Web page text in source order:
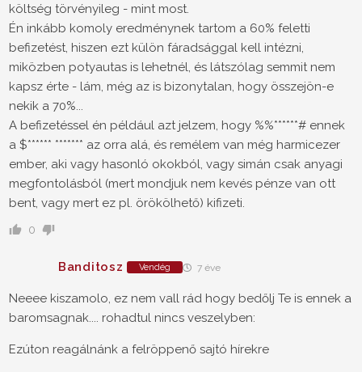
költség törvényileg - mint most.
Én inkább komoly eredménynek tartom a 60% feletti
befizetést, hiszen ezt külön fáradsággal kell intézni,
miközben potyautas is lehetnél, és látszólag semmit nem
kapsz érte - lám, még az is bizonytalan, hogy összejön-e
nekik a 70%...
A befizetéssel én például azt jelzem, hogy %%******# ennek
a $****** ******* az orra alá, és remélem van még harmicezer
ember, aki vagy hasonló okokból, vagy simán csak anyagi
megfontolásból (mert mondjuk nem kevés pénze van ott
bent, vagy mert ez pl. örökölhető) kifizeti.
0
Banditosz Vendég 7 éve
Neeee kiszamolo, ez nem vall rád hogy bedőlj Te is ennek a
baromsagnak.... rohadtul nincs veszelyben:
Ezúton reagálnánk a felröppenő sajtó hírekre